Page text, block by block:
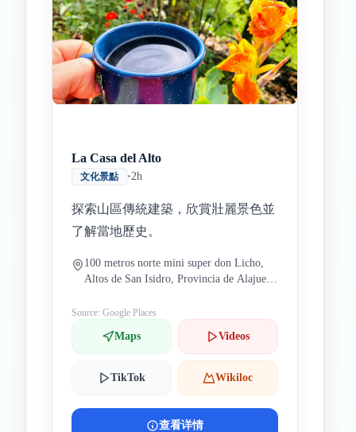
La Casa del Alto
文化景點 •2h
探索山區傳統建築，欣賞壯麗景色並
了解當地歷史。
100 metros norte mini super don Licho,
Altos de San Isidro, Provincia de Alajuela,
黎加
Source: Google Places
Maps Videos
TikTok Wikiloc
查看详情